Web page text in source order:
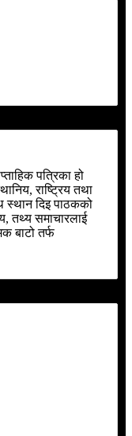
पत्रिका हो
राष्ट्रिय तथा
स्थान दिइ पाठकको
तथ्य समाचारलाई
बाटो तर्फ